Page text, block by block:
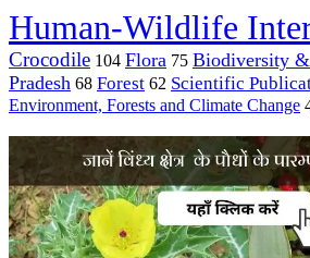
Human-Wildlife
Crocodile 104 Flora 75 Biodiversity
Pradesh 68 Forest 62 Scientific
Environment, Forests and Climate Change